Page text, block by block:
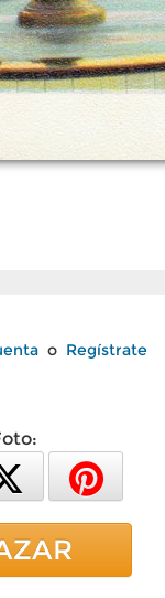
o Regístrate